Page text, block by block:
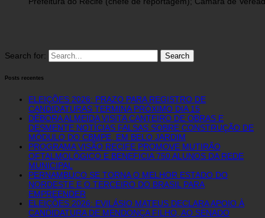
Search for:
Posts recentes
ELEIÇÕES 2026: PRAZO PARA REGISTRO DE
CANDIDATURAS TERMINA PRÓXIMO DIA 15
DÉBORA ALMEIDA VISITA CANTEIRO DE OBRAS E
DESMENTE NOTÍCIAS FALSAS SOBRE CONSTRUÇÃO DE
MÓDULO DO CBMPE, EM BELO JARDIM
PROGRAMA VISÃO RECIFE PROMOVE MUTIRÃO
OFTALMOLÓGICO E BENEFICIA 750 ALUNOS DA REDE
MUNICIPAL
PERNAMBUCO SE TORNA O MELHOR ESTADO DO
NORDESTE E O TERCEIRO DO BRASIL PARA
EMPREENDER
ELEIÇÕES 2026: EVILÁSIO MATEUS DECLARA APOIO À
CANDIDATURA DE MENDONÇA FILHO, AO SENADO